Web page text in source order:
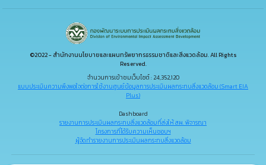
©2022 - สำนักงานนโยบายและแผนทรัพยากรธรรมชาติและสิ่งแวดล้อม. All Rights
Reserved.
จำนวนการเข้าชมเว็บไซต์ : 24,352,120
แบบประเมินความพึงพอใจต่อการใช้งานศูนย์ข้อมูลการประเมินผลกระทบสิ่งแวดล้อม (Smart EIA
Plus)
Dashboard
รายงานการประเมินผลกระทบสิ่งแวดล้อมที่ส่งให้ สผ. พิจารณา
โครงการที่ได้รับความเห็นชอบฯ
ผู้จัดทำรายงานการประเมินผลกระทบสิ่งแวดล้อม